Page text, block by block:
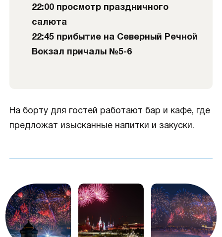
22:00 просмотр праздничного
салюта
22:45 прибытие на Северный Речной
Вокзал причалы №5-6
На борту для гостей работают бар и кафе, где
предложат изысканные напитки и закуски.